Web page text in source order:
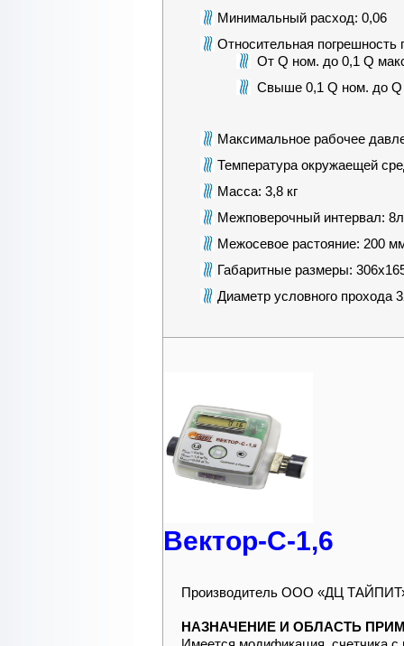
Минимальный расход: 0,06
Относительная погрешность
От Q ном. до 0,1 Q
Свыше 0,1 Q ном. до
Максимальное рабочее
Температура окружаещей
Масса: 3,8 кг
Межповерочный интервал:
Межосевое растояние: 200
Габаритные размеры:
Диаметр условного прохода
Вектор-С-1,6
Производитель ООО «ДЦ
НАЗНАЧЕНИЕ И ОБЛАСТЬ